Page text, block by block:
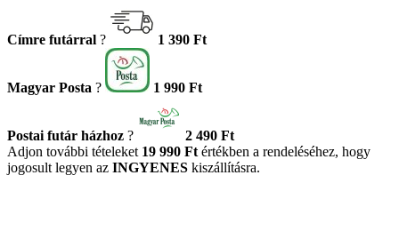
Címre futárral ? 1 390 Ft
Magyar Posta ? 1 990 Ft
Postai futár házhoz ?
2 490 Ft
Adjon további tételeket 19 990 Ft értékben a rendeléséhez, hogy
jogosult legyen az INGYENES kiszállításra.